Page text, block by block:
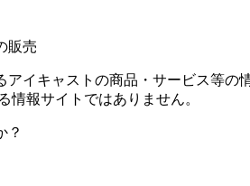
販売
アイキャストの商品・サービス等
情報サイトではありません。
？